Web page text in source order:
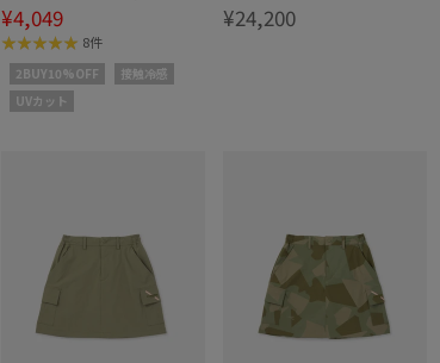
ト・接触冷感・汗染み防止
¥4,049
8件
2BUY10%OFF
接触冷感
UVカット
ルドイー）】ELLERY TEE
¥24,200